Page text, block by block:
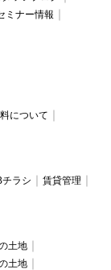
ミナー情報
について
チラシ
賃貸管理
土地
土地